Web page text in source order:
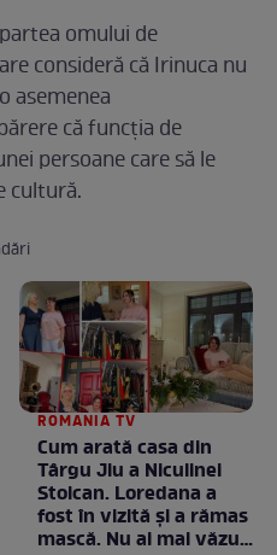
omului de
consideră că Irinuca nu
asemenea
că funcţia de
persoane care să le
cultură.
ROMANIA TV
Cum arată casa din
Târgu Jiu a Niculinei
Stoican. Loredana a
fost în vizită și a rămas
mască. Nu ai mai văzut